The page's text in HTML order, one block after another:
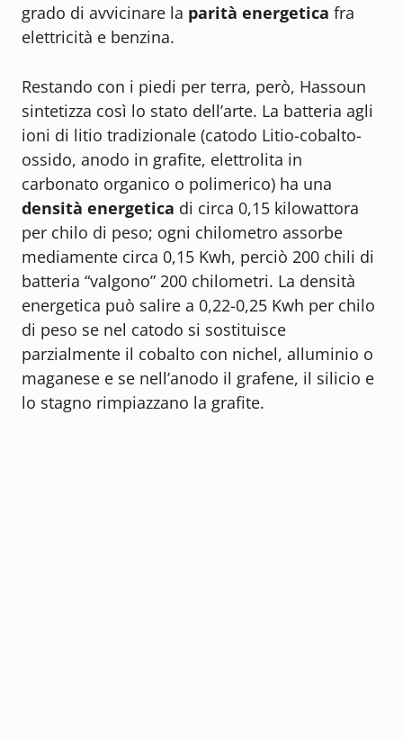
grado di avvicinare la parità energetica fra
elettricità e benzina.
Restando con i piedi per terra, però, Hassoun
sintetizza così lo stato dell’arte. La batteria agli
ioni di litio tradizionale (catodo Litio-cobalto-
ossido, anodo in grafite, elettrolita in
carbonato organico o polimerico) ha una
densità energetica di circa 0,15 kilowattora
per chilo di peso; ogni chilometro assorbe
mediamente circa 0,15 Kwh, perciò 200 chili di
batteria “valgono” 200 chilometri. La densità
energetica può salire a 0,22-0,25 Kwh per chilo
di peso se nel catodo si sostituisce
parzialmente il cobalto con nichel, alluminio o
maganese e se nell’anodo il grafene, il silicio e
lo stagno rimpiazzano la grafite.